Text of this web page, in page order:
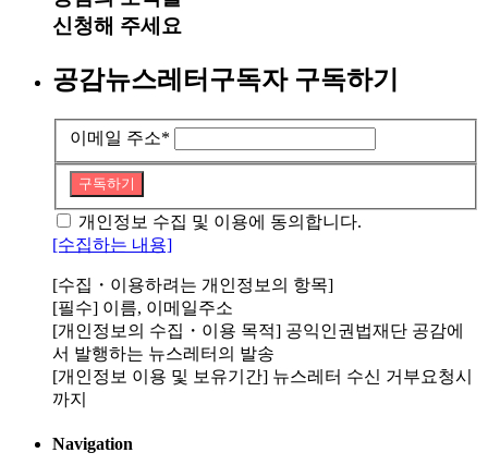
신청해 주세요
공감뉴스레터구독자 구독하기
이메일 주소*
구독하기
개인정보 수집 및 이용에 동의합니다.
[수집하는 내용]
[수집・이용하려는 개인정보의 항목]
[필수] 이름, 이메일주소
[개인정보의 수집・이용 목적] 공익인권법재단 공감에
서 발행하는 뉴스레터의 발송
[개인정보 이용 및 보유기간] 뉴스레터 수신 거부요청시
까지
Navigation